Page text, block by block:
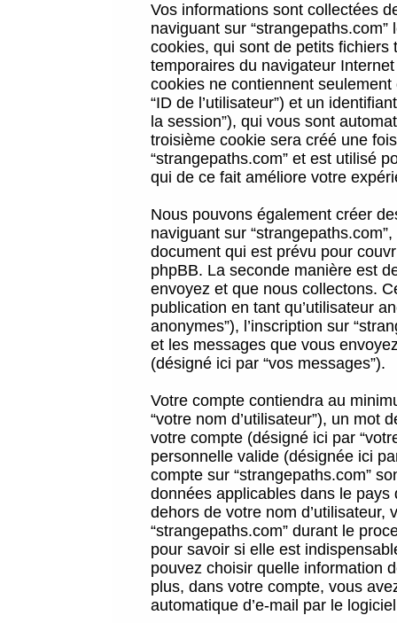
Vos informations sont collectées
naviguant sur
cookies, qui sont de petits
temporaires du navigateur
cookies ne contiennent
“ID de l’utilisateur”) et un
la session”), qui vous sont
troisième cookie sera créé une
“strangepaths.com” et est utilisé
qui de ce fait améliore votre
Nous pouvons également créer
naviguant sur
document qui est prévu pour
phpBB. La seconde manière est
envoyez et que nous collectons.
publication en tant qu’utilisateur
anonymes”), l’inscription sur
et les messages que vous
(désigné ici par “vos messages”).
Votre compte contiendra au
“votre nom d’utilisateur”), un mot
votre compte (désigné ici par
personnelle valide (désignée ici
compte sur “strangepaths.com”
données applicables dans le
dehors de votre nom
“strangepaths.com” durant le
pour savoir si elle est
pouvez choisir quelle information
plus, dans votre compte, vous
automatique d’e-mail par le